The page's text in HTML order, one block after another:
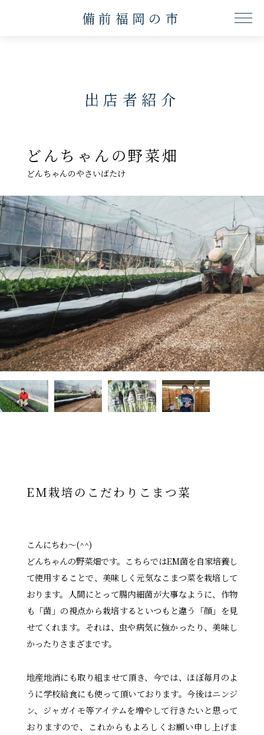
備前福岡の市
出店者紹介
どんちゃんの野菜畑
どんちゃんのやさいばたけ
EM栽培のこだわりこまつ菜
こんにちわ～(^^)
どんちゃんの野菜畑です。こちらではEM菌を自家培養し
て使用することで、美味しく元気なこまつ菜を栽培して
おります。人間にとって腸内細菌が大事なように、作物
も「菌」の視点から栽培するといつもと違う「顔」を見
せてくれます。それは、虫や病気に強かったり、美味し
かったりさまざまです。
地産地消にも取り組ませて頂き、今では、ほぼ毎月のよ
うに学校給食にも使って頂いております。今後はニンジ
ン、ジャガイモ等アイテムを増やして行きたいと思って
おりますので、これからもよろしくお願い申し上げま